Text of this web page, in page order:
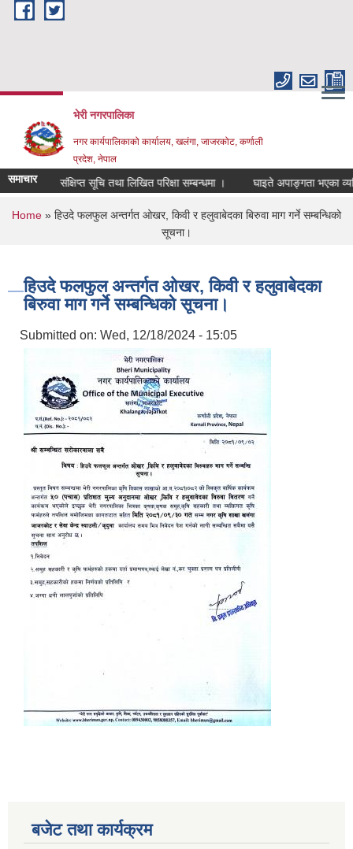
Skip to main content
भेरी नगरपालिका
नगर कार्यपालिकाको कार्यालय, खलंगा, जाजरकोट, कर्णाली
प्रदेश, नेपाल
समाचार
पदको संक्षिप्त सूचि तथा लिखित परिक्षा सम्बन्धमा । घाइते अपाङ्गता भएका
You are here
Home » हिउदे फलफुल अन्तर्गत ओखर, किवी र हलुवाबेदका बिरुवा माग गर्ने सम्बन्धिको
सूचना।
हिउदे फलफुल अन्तर्गत ओखर, किवी र हलुवाबेदका
बिरुवा माग गर्ने सम्बन्धिको सूचना।
Submitted on: Wed, 12/18/2024 - 15:05
बजेट तथा कार्यक्रम